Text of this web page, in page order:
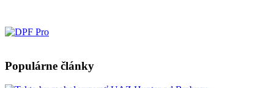
Populárne články